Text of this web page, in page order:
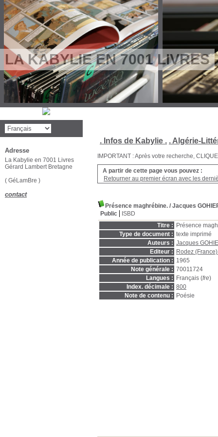
LA KABYLIE EN 7001 LIVRES
. Infos de Kabylie . . Algérie-
IMPORTANT : Après votre recherche,
A partir de cette page vous pouvez :
Retourner au premier écran avec les
Présence maghrébine. / Jacques
Public
ISBD
Titre :
Présence
Type de document : texte imprimé
Auteurs : Jacques
Editeur :
Rodez
Année de publication : 1965
Note générale : 70011724
Langues :
Français (fre)
Index. décimale : 800
Note de contenu :
Poésie
Adresse
La Kabylie en 7001 Livres
Gérard Lambert Bretagne
( GéLamBre )
contact